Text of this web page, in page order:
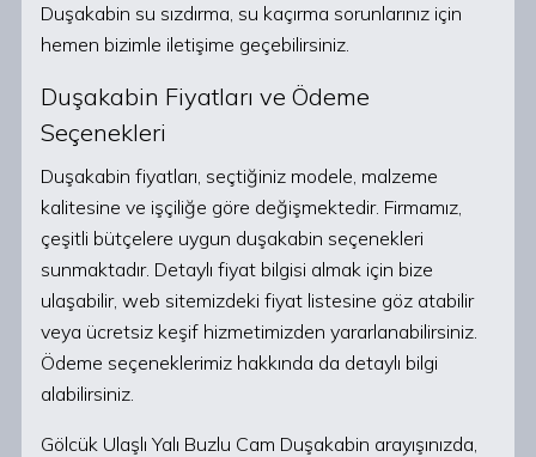
Duşakabin su sızdırma, su kaçırma sorunlarınız için
hemen bizimle iletişime geçebilirsiniz.
Duşakabin Fiyatları ve Ödeme
Seçenekleri
Duşakabin fiyatları, seçtiğiniz modele, malzeme
kalitesine ve işçiliğe göre değişmektedir. Firmamız,
çeşitli bütçelere uygun duşakabin seçenekleri
sunmaktadır. Detaylı fiyat bilgisi almak için bize
ulaşabilir, web sitemizdeki fiyat listesine göz atabilir
veya ücretsiz keşif hizmetimizden yararlanabilirsiniz.
Ödeme seçeneklerimiz hakkında da detaylı bilgi
alabilirsiniz.
Gölcük Ulaşlı Yalı Buzlu Cam Duşakabin arayışınızda,